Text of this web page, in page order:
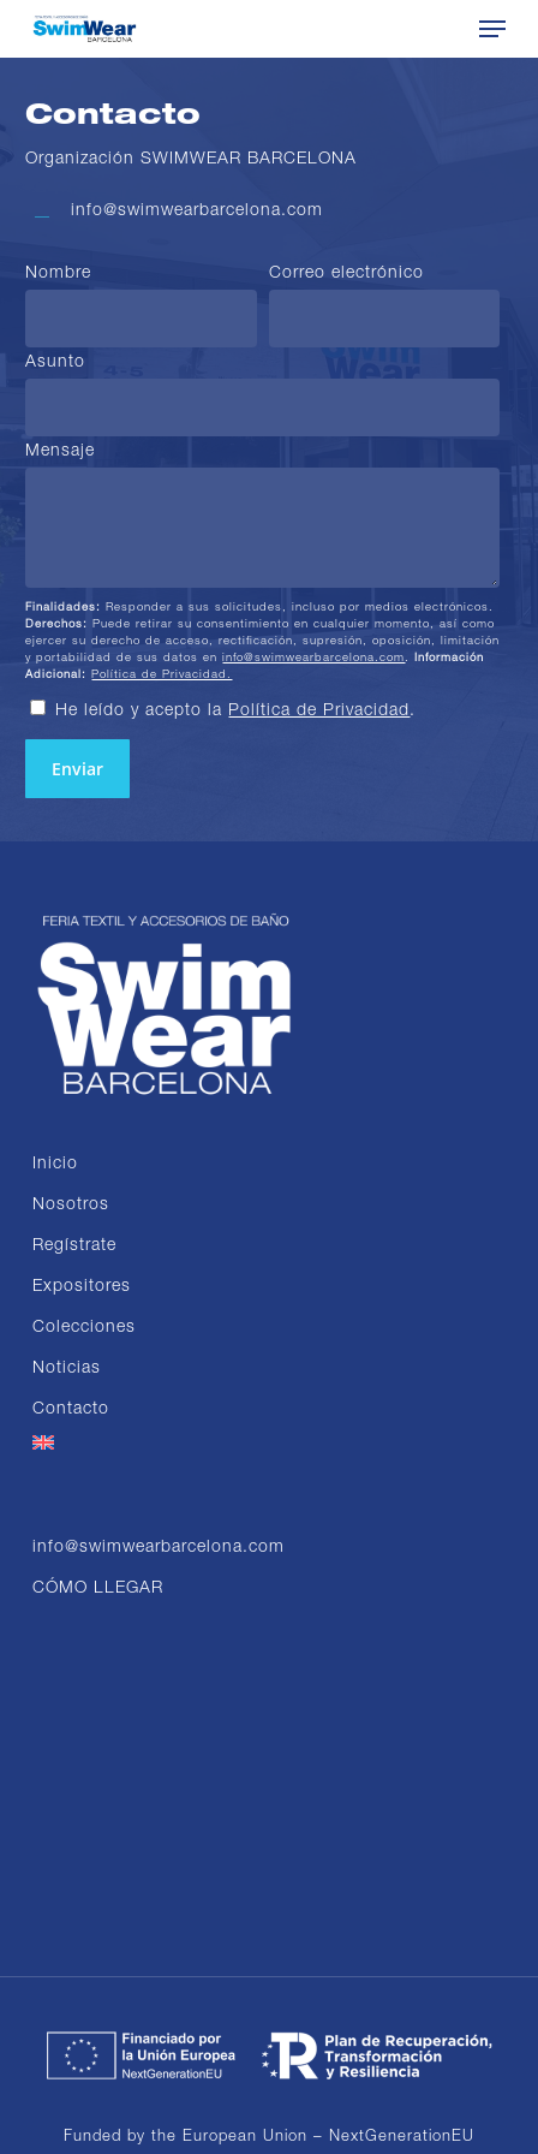
Skip
content
Menu
Contacto
Organización SWIMWEAR BARCELONA
info@swimwearbarcelona.com
Nombre Correo electrónico
Asunto
Mensaje
Finalidades: Responder a sus solicitudes, incluso por medios electrónicos.
Derechos: Puede retirar su consentimiento en cualquier momento, así como
ejercer su derecho de acceso, rectificación, supresión, oposición, limitación
y portabilidad de sus datos eninfo@swimwearbarcelona.com .Información
Adicional:
Política de Privacidad.
He leído y acepto la Política de Privacidad.
Inicio
Nosotros
Regístrate
Expositores
Colecciones
Noticias
Contacto
info@swimwearbarcelona.com
CÓMO LLEGAR
Funded by the European Union – NextGenerationEU